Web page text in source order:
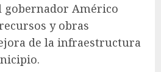
gobernador Américo
y obras
de la infraestructura